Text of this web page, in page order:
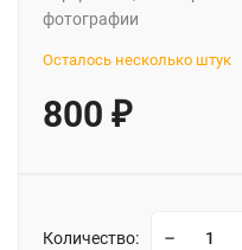
фотографии
Осталось несколько штук
800 ₽
Количество: